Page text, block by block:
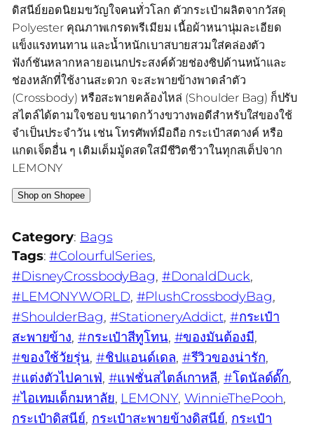
ดิสนีย์ยอดนิยมขวัญใจคนทั่วโลก ตัวกระเป๋าผลิตจากวัสดุ
Polyester คุณภาพเกรดพรีเมียม เนื้อผ้าหนานุ่มละเอียด
แข็งแรงทนทาน และน้ำหนักเบาสบายสวมใส่คล่องตัว
ฟังก์ชันหลากหลายอเนกประสงค์ด้วยช่องซิปด้านหน้าและ
ช่องหลักที่ใช้งานสะดวก จะสะพายข้างพาดลำตัว
(Crossbody) หรือสะพายคล้องไหล่ (Shoulder Bag) ก็ปรับ
สไตล์ได้ตามใจชอบ ขนาดกว้างขวางพอดีสำหรับใส่ของใช้
จำเป็นประจำวัน เช่น โทรศัพท์มือถือ กระเป๋าสตางค์ หรือ
แกดเจ็ตอื่น ๆ เติมเต็มมู้ดสดใสมีชีวิตชีวาในทุกสเต็ปจาก
LEMONY
Shop on Shopee
Category: Bags
Tags:#ColourfulSeries
#DisneyCrossbodyBag, #DonaldDuck
#LEMONYWORLD, #PlushCrossbodyBag
#ShoulderBag, #StationeryAddict, #กระเป๋า
สะพายข้าง, #กระเป๋าสีทูโทน, #ของมันต้องมี
#ของใช้วัยรุ่น, #ชิปแอนด์เดล, #รีวิวของน่ารัก
#แต่งตัวไปคาเฟ่, #แฟชั่นสไตล์เกาหลี, #โดนัลด์ดั๊ก
#ไอเทมเด็กมหาลัย, LEMONY, WinnieThePooh
กระเป๋าดิสนีย์, กระเป๋าสะพายข้างดิสนีย์, กระเป๋า